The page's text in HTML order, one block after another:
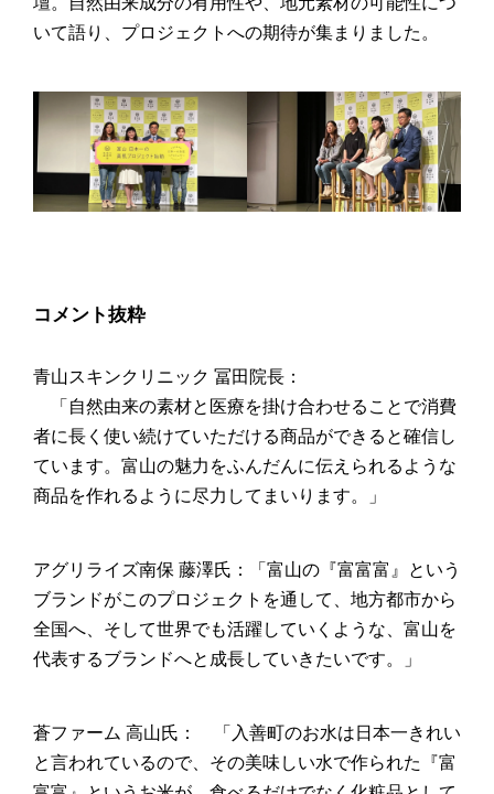
いて語り、プロジェクトへの期待が集まりました。
コメント抜粋
青山スキンクリニック 冨田院長：
「自然由来の素材と医療を掛け合わせることで消費
者に長く使い続けていただける商品ができると確信し
ています。富山の魅力をふんだんに伝えられるような
商品を作れるように尽力してまいります。」
アグリライズ南保 藤澤氏：「富山の『富富富』という
ブランドがこのプロジェクトを通して、地方都市から
全国へ、そして世界でも活躍していくような、富山を
代表するブランドへと成長していきたいです。」
蒼ファーム 高山氏： 「入善町のお水は日本一きれい
と言われているので、その美味しい水で作られた『富